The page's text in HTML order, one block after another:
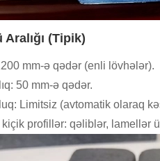
Aralığı (Tipik)
mm-ə qədər (enli lövhələr).
50 mm-ə qədər.
Limitsiz (avtomatik olaraq
kiçik profillər: qəliblər, lamellər